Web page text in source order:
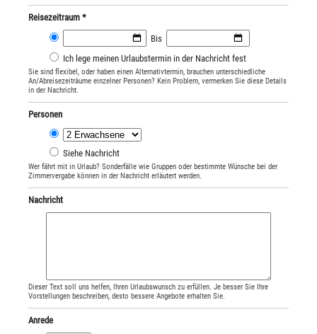
Reisezeitraum *
Bis
Ich lege meinen Urlaubstermin in der Nachricht fest
Sie sind flexibel, oder haben einen Alternativtermin, brauchen unterschiedliche
An/Abreisezeiträume einzelner Personen? Kein Problem, vermerken Sie diese Details
in der Nachricht.
Personen
Siehe Nachricht
Wer fährt mit in Urlaub? Sonderfälle wie Gruppen oder bestimmte Wünsche bei der
Zimmervergabe können in der Nachricht erläutert werden.
Nachricht
Dieser Text soll uns helfen, Ihren Urlaubswunsch zu erfüllen. Je besser Sie Ihre
Vorstellungen beschreiben, desto bessere Angebote erhalten Sie.
Anrede